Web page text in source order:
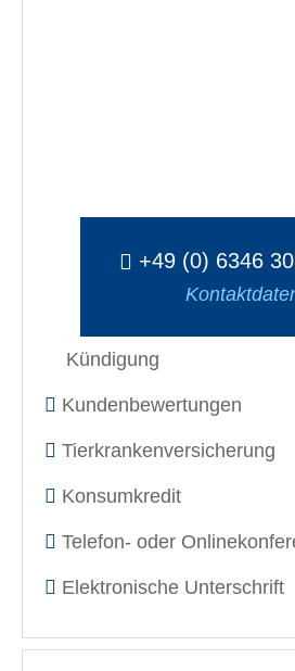
+49 (0) 6346
Kündigung
Kundenbewertungen
Tierkrankenversicherung
Konsumkredit
Telefon- oder
Elektronische Unterschrift